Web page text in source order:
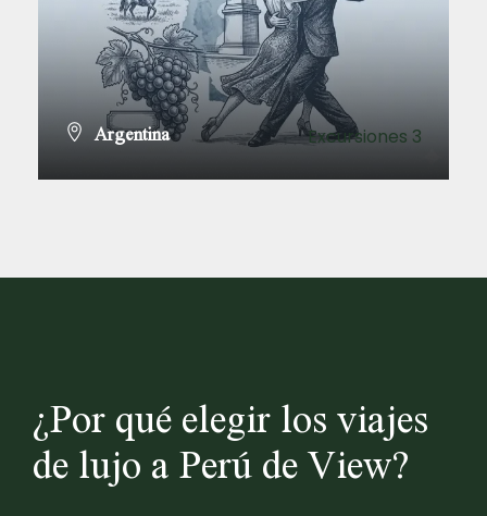
Argentina Excursiones 3
¿Por qué elegir los viajes
de lujo a Perú de View?